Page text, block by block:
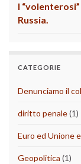
I
Russia.
CATEGORIE
Denunciamo il
diritto penale(1)
Euro ed Unione
Geopolitica (1)